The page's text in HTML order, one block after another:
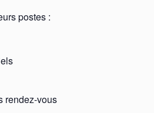
postes :
rendez-vous